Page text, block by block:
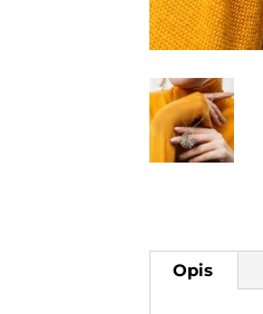
Opis